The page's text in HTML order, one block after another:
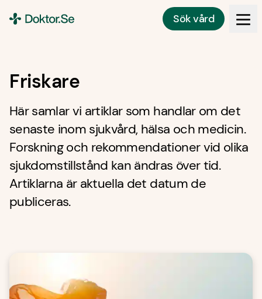
Sök vård
Friskare
Här samlar vi artiklar som handlar om det
senaste inom sjukvård, hälsa och medicin.
Forskning och rekommendationer vid olika
sjukdomstillstånd kan ändras över tid.
Artiklarna är aktuella det datum de
publiceras.